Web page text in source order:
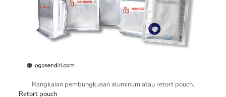
Rangkaian pembungkusan aluminum atau retort pouch.
Retort pouch